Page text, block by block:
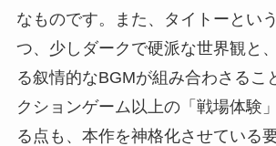
なものです。また、タイトーとい
つ、少しダークで硬派な世界観と
る叙情的なBGMが組み合わさるこ
クションゲーム以上の「戦場体験
る点も、本作を神格化させている